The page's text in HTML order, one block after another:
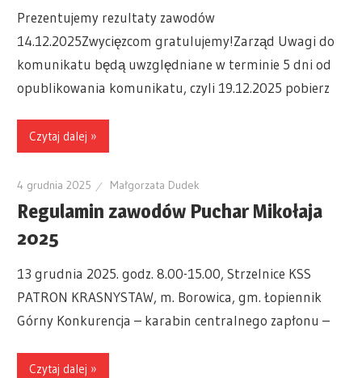
Prezentujemy rezultaty zawodów
14.12.2025Zwycięzcom gratulujemy!Zarząd Uwagi do
komunikatu będą uwzględniane w terminie 5 dni od
opublikowania komunikatu, czyli 19.12.2025 pobierz
Czytaj dalej »
4 grudnia 2025 Małgorzata Dudek
Regulamin zawodów Puchar Mikołaja
2025
13 grudnia 2025. godz. 8.00-15.00, Strzelnice KSS
PATRON KRASNYSTAW, m. Borowica, gm. Łopiennik
Górny Konkurencja – karabin centralnego zapłonu –
Czytaj dalej »